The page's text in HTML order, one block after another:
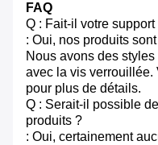
FAQ
Q : Fait-il votre
: Oui, nos produits
Nous avons des
avec la vis verrouillée.
pour plus de détails.
Q : Serait-il possible
produits ?
: Oui, certainement